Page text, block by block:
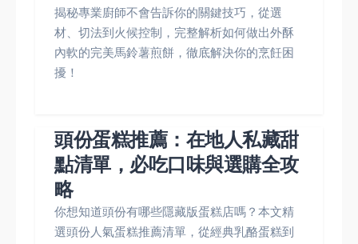
揭秘專業廚師不會告訴你的關鍵技巧，從選
材、切法到火候控制，完整解析如何做出外酥
內軟的完美馬鈴薯煎餅，徹底解決你的烹飪困
擾！
頭份蛋糕推薦：在地人私藏甜
點清單，必吃口味與選購全攻
略
你想知道頭份有哪些隱藏版蛋糕店嗎？本文精
選頭份人氣蛋糕推薦清單，從經典乳酪蛋糕到